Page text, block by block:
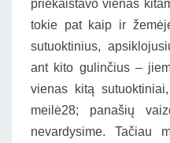
priekaištavo vienas
tokie pat kaip ir
sutuoktinius,
ant kito gulinčius –
vienas kitą
meilė28; panašių
nevardysime. Tačiau